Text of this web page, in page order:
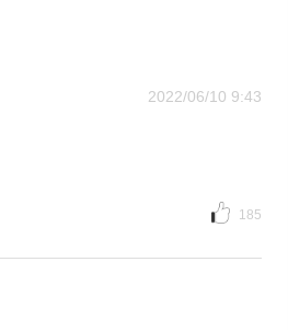
2022/06/10 9:43
185